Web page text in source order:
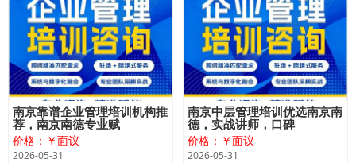
南京靠谱企业管理培训机构推
荐，南京南德专业赋
价格：￥面议
2026-05-31
南京中层管理培训优选南京南
德，实战讲师，口碑
价格：￥面议
2026-05-31